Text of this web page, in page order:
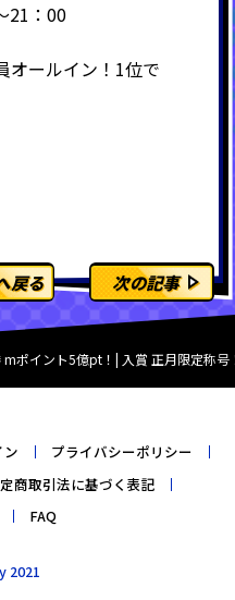
21：00
オールイン！1位で
戻る 次の記事
mポイント5億pt！| 入賞 正月限定称
2021
ン
プライバシーポリシー
商取引法に基づく表記
FAQ